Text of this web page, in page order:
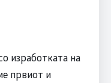
изработката на
првиот и